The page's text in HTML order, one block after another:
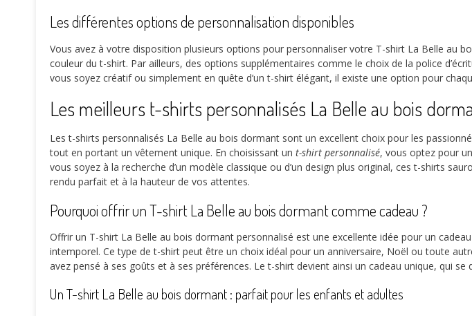
Les différentes options de personnalisation disponibles
Vous avez à votre disposition plusieurs options pour personnaliser votre T-shirt La Belle au
couleur du t-shirt. Par ailleurs, des options supplémentaires comme le choix de la police
vous soyez créatif ou simplement en quête d’un t-shirt élégant, il existe une option pour
Les meilleurs t-shirts personnalisés La Belle au bois
Les t-shirts personnalisés La Belle au bois dormant sont un excellent choix pour les
tout en portant un vêtement unique. En choisissant un t-shirt personnalisé, vous optez pour
vous soyez à la recherche d’un modèle classique ou d’un design plus original, ces t-shirts
rendu parfait et à la hauteur de vos attentes.
Pourquoi offrir un T-shirt La Belle au bois dormant comme cadeau ?
Offrir un T-shirt La Belle au bois dormant personnalisé est une excellente idée pour un
intemporel. Ce type de t-shirt peut être un choix idéal pour un anniversaire, Noël ou toute
avez pensé à ses goûts et à ses préférences. Le t-shirt devient ainsi un cadeau unique, qui se
Un T-shirt La Belle au bois dormant : parfait pour les enfants et adultes